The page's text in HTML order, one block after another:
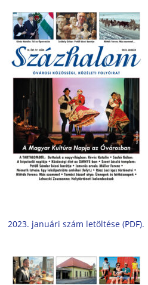
2023. januári szám letöltése (PDF).